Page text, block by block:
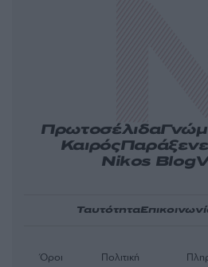
Πρωτοσέλιδα
Καιρός
Nikos Blog
Ταυτότητα
Όροι
Πολιτική